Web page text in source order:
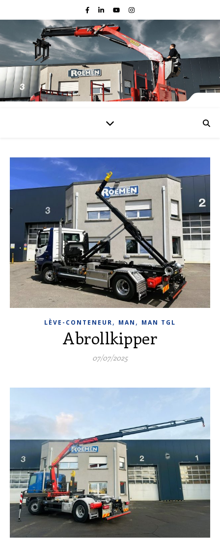
LÈVE-CONTENEUR, MAN , MAN TGL
Abrollkipper
07/07/2025